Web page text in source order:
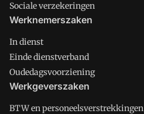
Sociale verzekeringen
Werknemerszaken
In dienst
Einde dienstverband
Oudedagsvoorziening
Werkgeverszaken
BTW en personeelsverstrekkingen